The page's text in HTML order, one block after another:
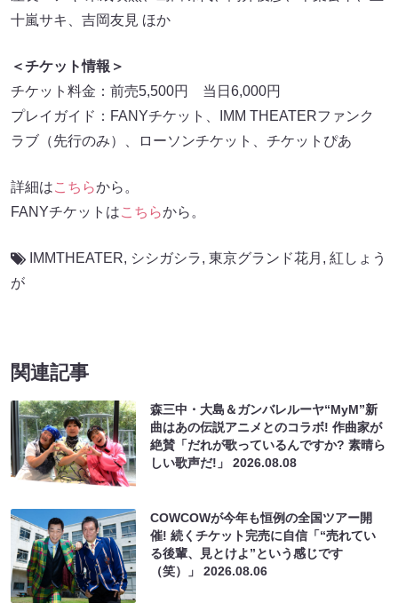
十嵐サキ、吉岡友見 ほか
＜チケット情報＞
チケット料金：前売5,500円 当日6,000円
プレイガイド：FANYチケット、IMM THEATERファンク
ラブ（先行のみ）、ローソンチケット、チケットぴあ
詳細はこちらから。
FANYチケットはこちらから。
IMMTHEATER, シシガシラ, 東京グランド花月 , 紅しょう
が
関連記事
森三中・大島＆ガンバレルーヤ“MyM”新
曲はあの伝説アニメとのコラボ! 作曲家が
絶賛「だれが歌っているんですか? 素晴ら
しい歌声だ!」2026.08.08
COWCOWが今年も恒例の全国ツアー開
催! 続くチケット完売に自信「“売れてい
る後輩、見とけよ”という感じです
（笑）」2026.08.06